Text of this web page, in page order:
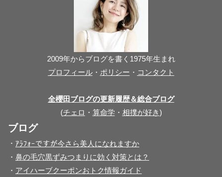
2009年からブログを書く1975年生まれ
プロフィール・ ポリシー ・ コンタクト
全櫻田ブログの更新履歴＆総合ブログ
(チェロ ・ 算命学 ・ 相撲が好き)
ブログ
・ ｱﾗﾌｫｰですが今さら美人になれますか
・ 鼻の毛穴黒ずみつまりに効く対策とは？
・ アイハーブクーポンおトク情報ガイド